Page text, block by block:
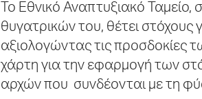
Το Εθνικό Αναπτυξιακό Ταμείο,
θυγατρικών του, θέτει στόχους
αξιολογώντας τις προσδοκίες
χάρτη για την εφαρμογή των
αρχών που συνδέονται με τη